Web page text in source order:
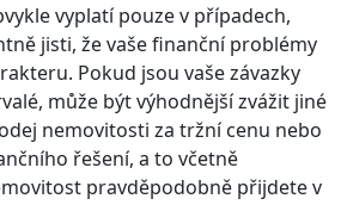
vyplatí pouze v případech,
jisti, že vaše finanční problémy
Pokud jsou vaše závazky
může být výhodnější zvážit jiné
nemovitosti za tržní cenu nebo
řešení, a to včetně
pravděpodobně přijdete v